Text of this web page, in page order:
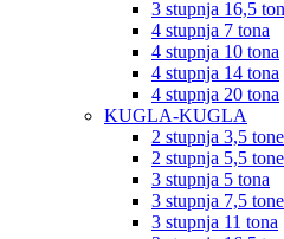
3 stupnja 16,5
4 stupnja 7 tona
4 stupnja 10 tona
4 stupnja 14 tona
4 stupnja 20 tona
KUGLA-KUGLA
2 stupnja 3,5 tone
2 stupnja 5,5 tone
3 stupnja 5 tona
3 stupnja 7,5 tone
3 stupnja 11 tona